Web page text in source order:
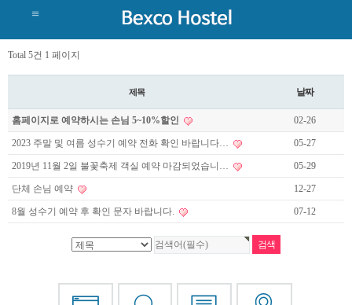
Total 5건 1 페이지
제목 날짜
홈페이지로 예약하시는 손님 5~10%할인 02-26
2023 주말 및 여름 성수기 예약 전화 확인 바랍니다… 05-27
2019년 11월 2일 불꽃축제 객실 예약 마감되었습니… 05-29
단체 손님 예약 12-27
8월 성수기 예약 후 확인 문자 바랍니다. 07-12